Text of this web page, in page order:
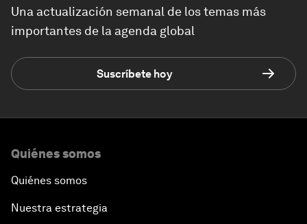
Una actualización semanal de los temas más
importantes de la agenda global
Suscríbete hoy
Quiénes somos
Quiénes somos
Nuestra estrategia